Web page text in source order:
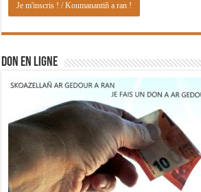
DON EN LIGNE